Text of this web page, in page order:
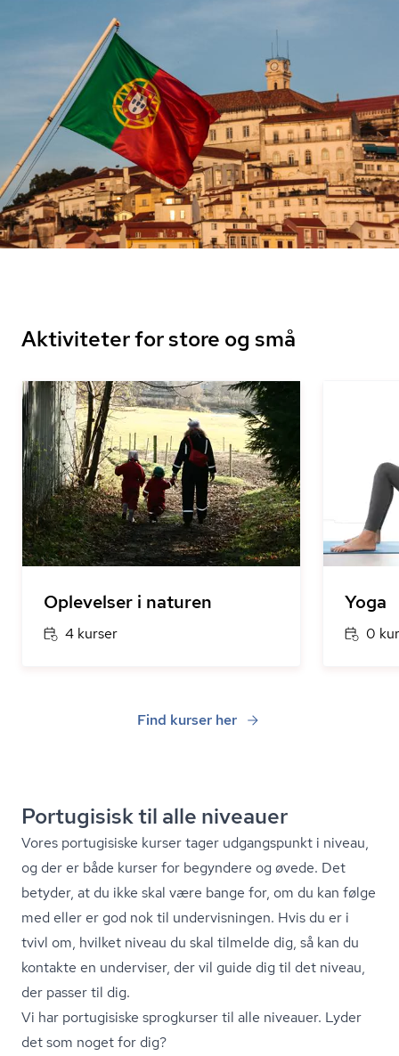
Aktiviteter for store og små
Oplevelser i naturen
4 kurser
Yoga
0
Find kurser her
Portugisisk til alle niveauer
Vores portugisiske kurser tager udgangspunkt i niveau,
og der er både kurser for begyndere og øvede. Det
betyder, at du ikke skal være bange for, om du kan følge
med eller er god nok til undervisningen. Hvis du er i
tvivl om, hvilket niveau du skal tilmelde dig, så kan du
kontakte en underviser, der vil guide dig til det niveau,
der passer til dig.
Vi har portugisiske sprogkurser til alle niveauer. Lyder
det som noget for dig?